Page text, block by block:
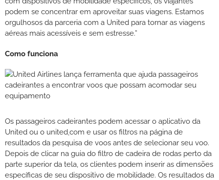
podem se concentrar em aproveitar suas viagens. Estamos
orgulhosos da parceria com a United para tornar as viagens
aéreas mais acessíveis e sem estresse.”
Como funciona
Os passageiros cadeirantes podem acessar o aplicativo da
United ou o united܂com e usar os filtros na página de
resultados da pesquisa de voos antes de selecionar seu voo.
Depois de clicar na guia do filtro de cadeira de rodas perto da
parte superior da tela, os clientes podem inserir as dimensões
específicas de seu dispositivo de mobilidade. Os resultados da